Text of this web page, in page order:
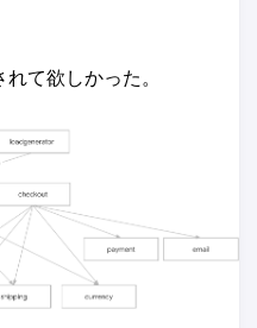
て欲しかった。